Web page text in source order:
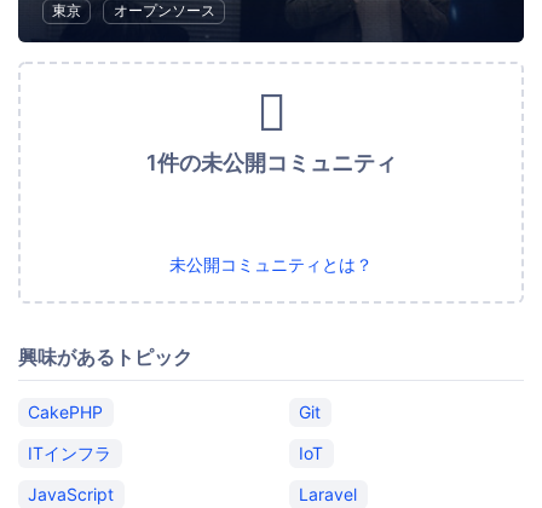
東京
オープンソース
1件の未公開コミュニティ
未公開コミュニティとは？
興味があるトピック
CakePHP
Git
ITインフラ
IoT
JavaScript
Laravel